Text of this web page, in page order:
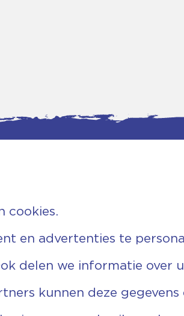
Contactgegevens
7731 PA Ommen
0529 455 767
info@vechtgenoten.nl
cookies.
en advertenties te
delen we informatie
kunnen deze